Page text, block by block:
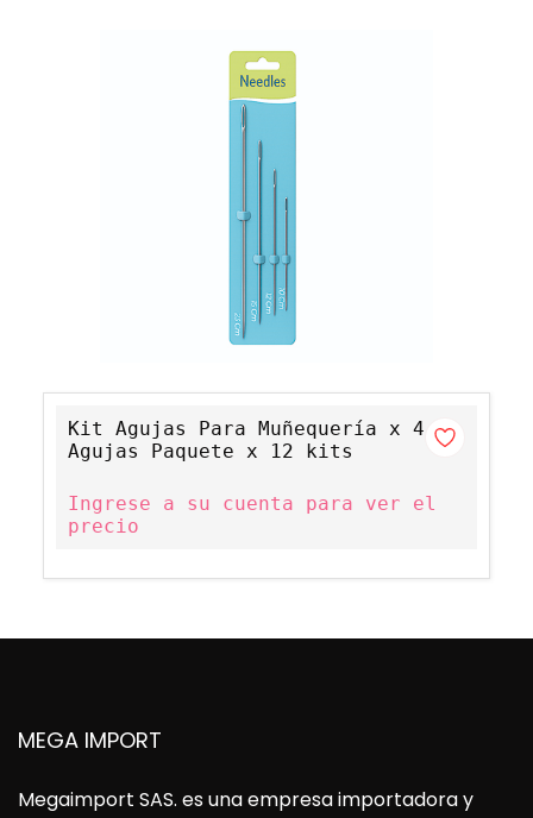
Kit Agujas Para Muñequería x 4
Agujas Paquete x 12 kits
Ingrese a su cuenta para ver el
precio
MEGA IMPORT
Megaimport SAS. es una empresa importadora y